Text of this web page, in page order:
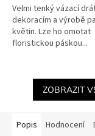
Velmi tenký vázací
dekoracím a výrobě
květin. Lze ho omotat
floristickou páskou...
ZOBRAZIT
Popis Hodnocení